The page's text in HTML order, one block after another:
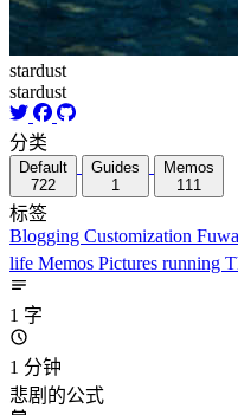
stardust
stardust
分类
Default
722
Guides
1
Memos
111
标签
Blogging Customization
life Memos Pictures running
1 字
1 分钟
悲剧的公式